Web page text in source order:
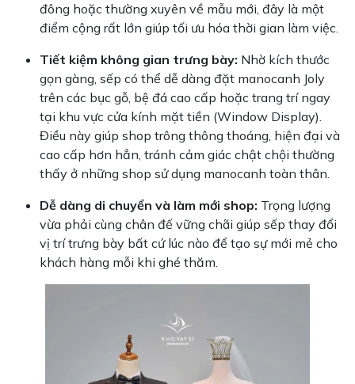
đông hoặc thường xuyên về mẫu mới, đây là một
điểm cộng rất lớn giúp tối ưu hóa thời gian làm việc.
Tiết kiệm không gian trưng bày: Nhờ kích thước
gọn gàng, sếp có thể dễ dàng đặt manocanh Joly
trên các bục gỗ, bệ đá cao cấp hoặc trang trí ngay
tại khu vực cửa kính mặt tiền (Window Display).
Điều này giúp shop trông thông thoáng, hiện đại và
cao cấp hơn hẳn, tránh cảm giác chật chội thường
thấy ở những shop sử dụng manocanh toàn thân.
Dễ dàng di chuyển và làm mới shop: Trọng lượng
vừa phải cùng chân đế vững chãi giúp sếp thay đổi
vị trí trưng bày bất cứ lúc nào để tạo sự mới mẻ cho
khách hàng mỗi khi ghé thăm.